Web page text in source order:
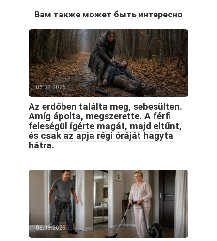
Вам также может быть интересно
06.08.2026
Az erdőben találta meg, sebesülten.
Amíg ápolta, megszerette. A férfi
feleségül ígérte magát, majd eltűnt,
és csak az apja régi óráját hagyta
hátra.
06.08.2026